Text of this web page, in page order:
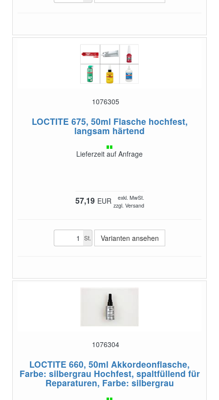
1076305
LOCTITE 675, 50ml Flasche hochfest,
langsam härtend
Lieferzeit auf Anfrage
57,19 EUR
exkl. MwSt.
zzgl. Versand
St. Varianten ansehen
1076304
LOCTITE 660, 50ml Akkordeonflasche,
Farbe: silbergrau Hochfest, spaltfüllend für
Reparaturen, Farbe: silbergrau